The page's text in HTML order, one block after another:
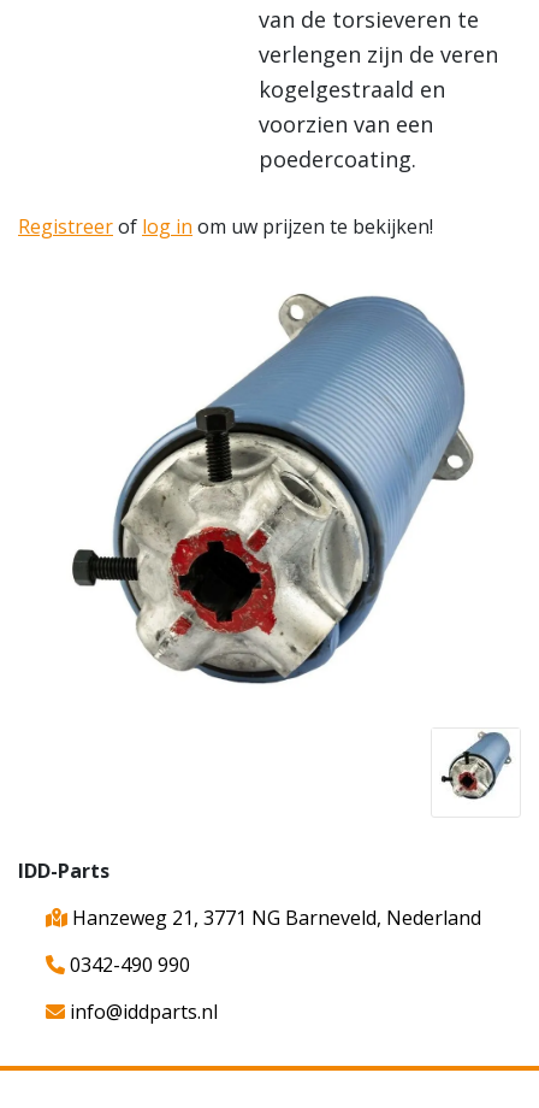
van de torsieveren te
verlengen zijn de veren
kogelgestraald en
voorzien van een
poedercoating.
Registreerof log in om uw prijzen te bekijken!
IDD-Parts
Hanzeweg 21, 3771 NG Barneveld, Nederland
0342-490 990
info@iddparts.nl